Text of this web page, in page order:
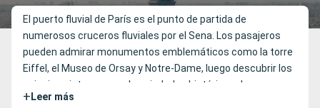
Puertos Compañías
Buscar
El puerto fluvial de París es el punto de partida de
numerosos cruceros fluviales por el Sena. Los pasajeros
pueden admirar monumentos emblemáticos como la torre
Eiffel, el Museo de Orsay y Notre-Dame, luego descubrir los
paisajes pintorescos y las ciudades históricas de
Normandía, tales como Ruan y Honfleur.
+ Leer más